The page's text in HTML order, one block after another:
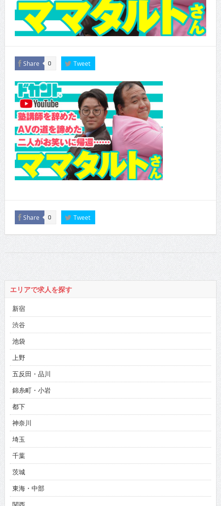
Share 0 Tweet
Share 0 Tweet
エリアで求人を探す
新宿
渋谷
池袋
上野
五反田・品川
錦糸町・小岩
都下
神奈川
埼玉
千葉
茨城
東海・中部